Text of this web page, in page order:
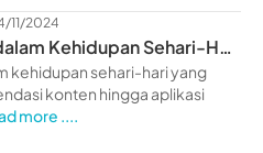
11/2024
Kehidupan Sehari-Hari
kehidupan sehari-hari yang
konten hingga aplikasi
more ....